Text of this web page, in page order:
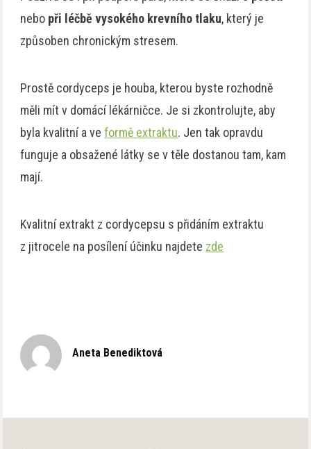
nebo při léčbě vysokého krevního tlaku, který je
způsoben chronickým stresem.
Prostě cordyceps je houba, kterou byste rozhodně
měli mít v domácí lékárničce. Je si zkontrolujte, aby
byla kvalitní a veformě extraktu. Jen tak opravdu
funguje a obsažené látky se v těle dostanou tam, kam
mají.
Kvalitní extrakt z cordycepsu s přidáním extraktu
z jitrocele na posílení účinku najdete zde
Aneta Benediktová